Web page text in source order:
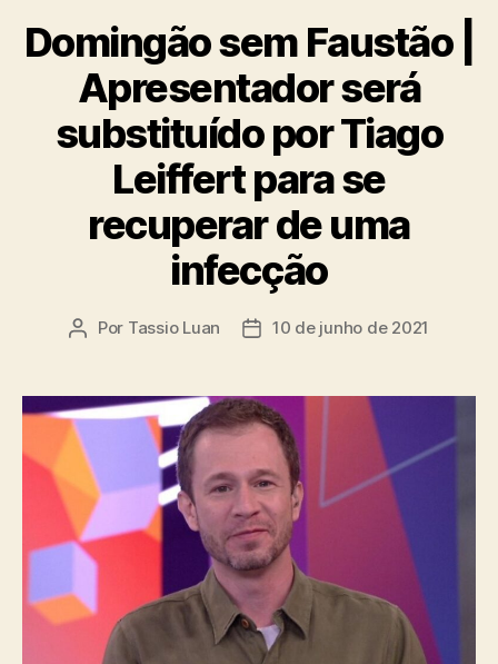
Domingão sem Faustão |
Apresentador será
substituído por Tiago
Leiffert para se
recuperar de uma
infecção
Autor
Por Tassio Luan
Data10 de junho de 2021